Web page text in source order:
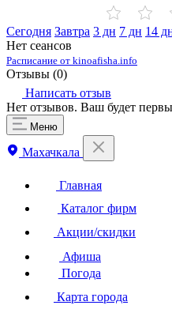
Сегодня Завтра 3 дн 7 дн 14
Нет сеансов
Расписание от kinoafisha.info
Отзывы (0)
Написать отзыв
Нет отзывов. Ваш будет
Меню
Махачкала
Главная
Каталог фирм
Акции/скидки
Афиша
Погода
Карта города